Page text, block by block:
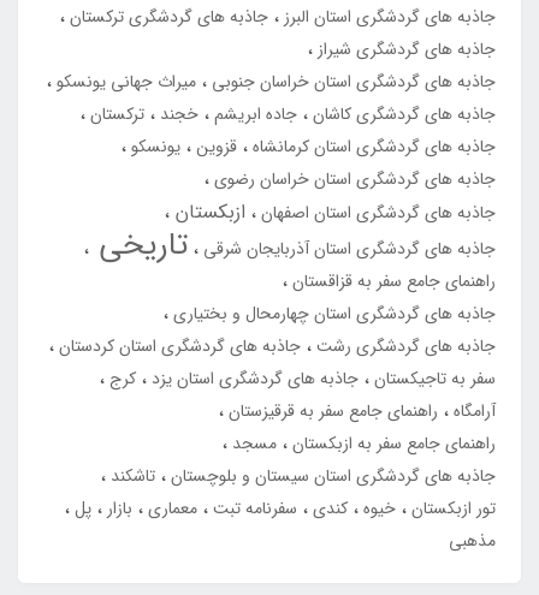
جاذبه های گردشگری استان البرز
جاذبه های گردشگری ترکستان
جاذبه های گردشگری شیراز
جاذبه های گردشگری استان خراسان جنوبی
میراث جهانی یونسکو
جاذبه های گردشگری کاشان جاده ابریشم خجند
ترکستان
جاذبه های گردشگری استان کرمانشاه قزوین یونسکو
جاذبه های گردشگری استان خراسان رضوی
جاذبه های گردشگری استان اصفهان
ازبکستان
جاذبه های گردشگری استان آذربایجان شرقی تاریخی
راهنمای جامع سفر به قزاقستان
جاذبه های گردشگری استان چهارمحال و بختیاری
جاذبه های گردشگری رشت جاذبه های گردشگری استان کردستان
سفر به تاجیکستان جاذبه های گردشگری استان یزد
کرج
آرامگاه
راهنمای جامع سفر به قرقیزستان
راهنمای جامع سفر به ازبکستان مسجد
جاذبه های گردشگری استان سیستان و بلوچستان تاشکند
تور ازبکستان خیوه کندی سفرنامه تبت معماری بازار
پل
مذهبی